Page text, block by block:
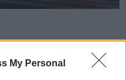
My Personal
5